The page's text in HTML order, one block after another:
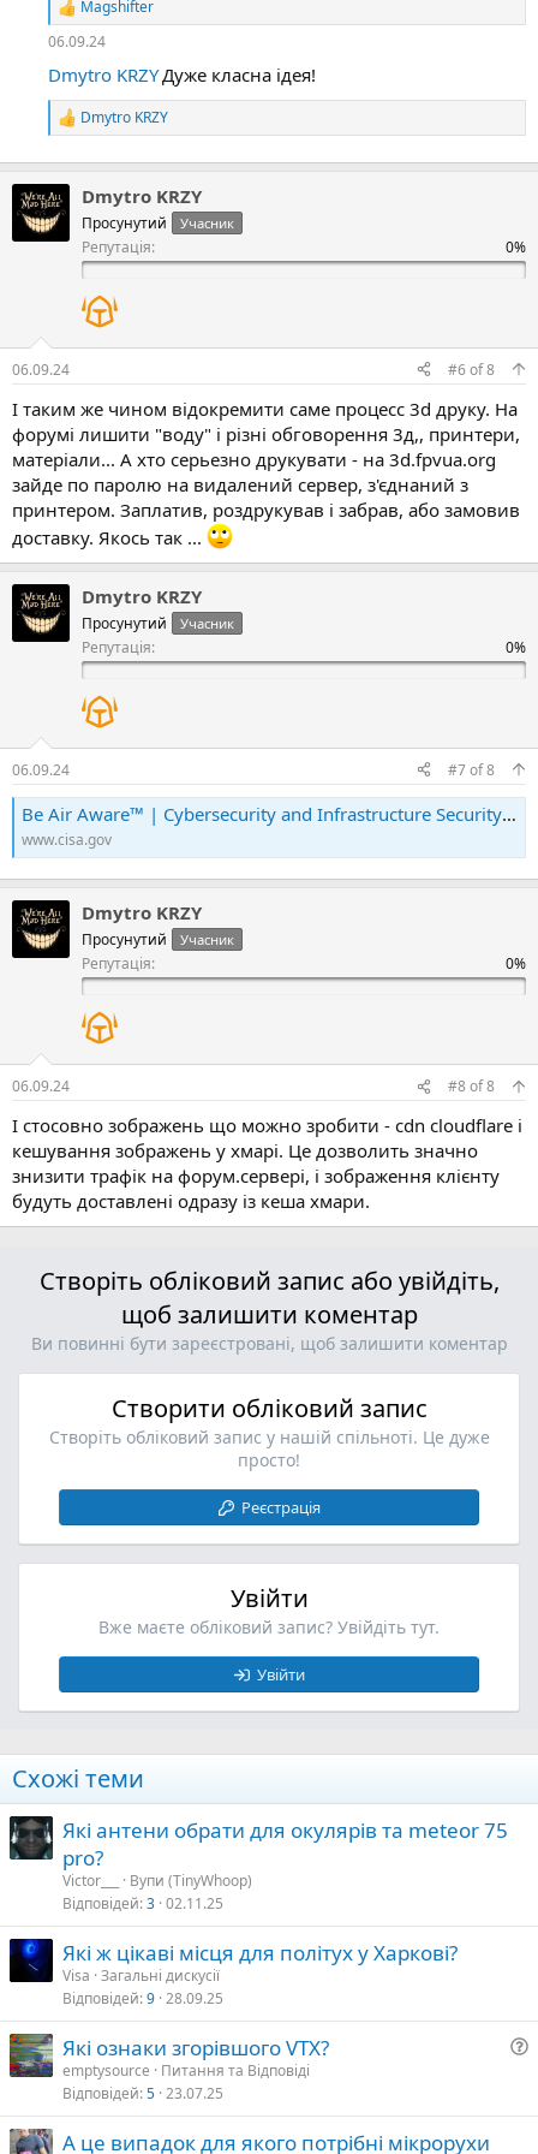
Р
е
а
к
ї
Magshifter
06.09.24
Dmytro KRZY Дуже класна ідея!
Р
а
к
ц
і
ї
Dmytro KRZY
Dmytro KRZY
Просунутий Учасник
Репутація:
06.09.24 #6of8
І таким же чином відокремити саме процесс 3d друку. На
форумі лишити "воду" і різні обговорення 3д,, принтери,
матеріали... А хто серьезно друкувати - на 3d.fpvua.org
зайде по паролю на видалений сервер, з'єднаний з
принтером. Заплатив, роздрукував і забрав, або замовив
доставку. Якось так ...
Dmytro KRZY
Просунутий Учасник
Репутація:
06.09.24 #7of8
Be Air Aware™ | Cybersecurity and Infrastructure Security Agency CISA
www.cisa.gov
Dmytro KRZY
Просунутий Учасник
Репутація:
06.09.24 #8of8
І стосовно зображень що можно зробити - cdn cloudflare і
кешування зображень у хмарі. Це дозволить значно
знизити трафік на форум.сервері, і зображення клієнту
будуть доставлені одразу із кеша хмари.
Створіть обліковий запис або увійдіть,
щоб залишити коментар
Ви повинні бути зареєстровані, щоб залишити коментар
Створити обліковий запис
Створіть обліковий запис у нашій спільноті. Це дуже
просто!
Реєстрація
Увійти
Вже маєте обліковий запис? Увійдіть тут.
Увійти
Схожі теми
Які антени обрати для окулярів та meteor 75
pro?
Victor___
Вупи (TinyWhoop)
Відповідей 3 02.11.25
Які ж цікаві місця для політух у Харкові?
Visa Загальні дискусії
Відповідей 9 28.09.25
а
Які ознаки згорівшого VTX?
emptysource
Питання та Відповіді
Відповідей 5 23.07.25
А це випадок для якого потрібні мікрорухи